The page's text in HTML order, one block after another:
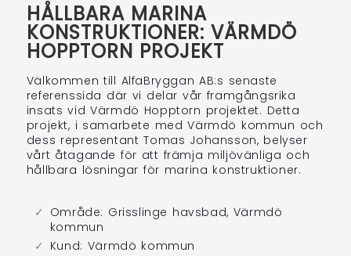
HÅLLBARA MARINA
KONSTRUKTIONER: VÄRMDÖ
HOPPTORN PROJEKT
Välkommen till AlfaBryggan AB:s senaste
referenssida där vi delar vår framgångsrika
insats vid Värmdö Hopptorn projektet. Detta
projekt, i samarbete med Värmdö kommun och
dess representant Tomas Johansson, belyser
vårt åtagande för att främja miljövänliga och
hållbara lösningar för marina konstruktioner.
Område: Grisslinge havsbad, Värmdö
kommun
Kund: Värmdö kommun